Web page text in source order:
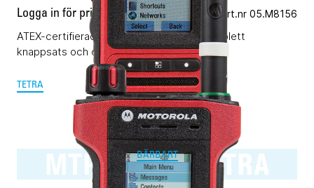
Logga in för pris Vårt art.nr 05.M8156
ATEX-certifierad TETRA-terminal med komplett
knappsats och displayer.
TETRA
MTP8500Ex TETRA
BÄRBART